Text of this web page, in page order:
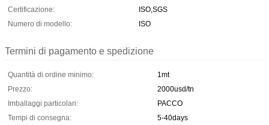
Certificazione:
ISO,SGS
Numero di modello:
ISO
Termini di pagamento e spedizione
Quantità di ordine minimo:
1mt
Prezzo:
2000usd/tn
Imballaggi particolari:
PACCO
Tempi di consegna:
5-40days